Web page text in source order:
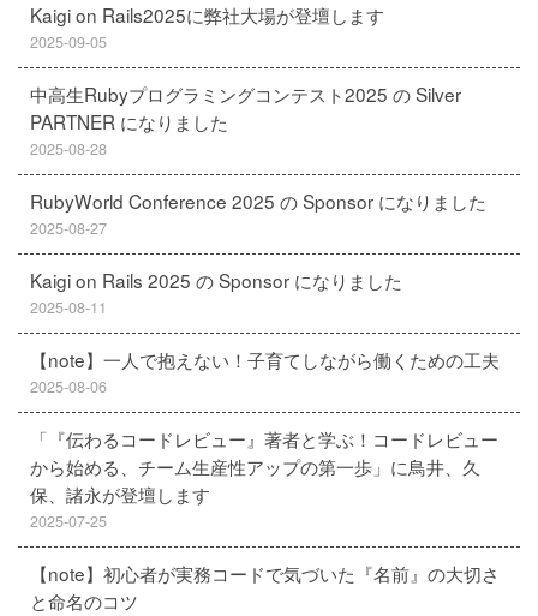
Kaigi on Rails2025に弊社大場が登壇します
2025-09-05
中高生Rubyプログラミングコンテスト2025 の Silver
PARTNER になりました
2025-08-28
RubyWorld Conference 2025 の Sponsor になりました
2025-08-27
Kaigi on Rails 2025 の Sponsor になりました
2025-08-11
【note】一人で抱えない！子育てしながら働くための工夫
2025-08-06
「『伝わるコードレビュー』著者と学ぶ！コードレビュー
から始める、チーム生産性アップの第一歩」に鳥井、久
保、諸永が登壇します
2025-07-25
【note】初心者が実務コードで気づいた『名前』の大切さ
と命名のコツ